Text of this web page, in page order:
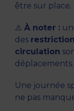
être sur place.
⚠️ À noter :
des
circulation
déplacements.
Une journée
ne pas